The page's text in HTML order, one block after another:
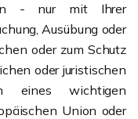
- nur mit Ihrer
Ausübung oder
oder zum Schutz
oder juristischen
eines wichtigen
Union oder